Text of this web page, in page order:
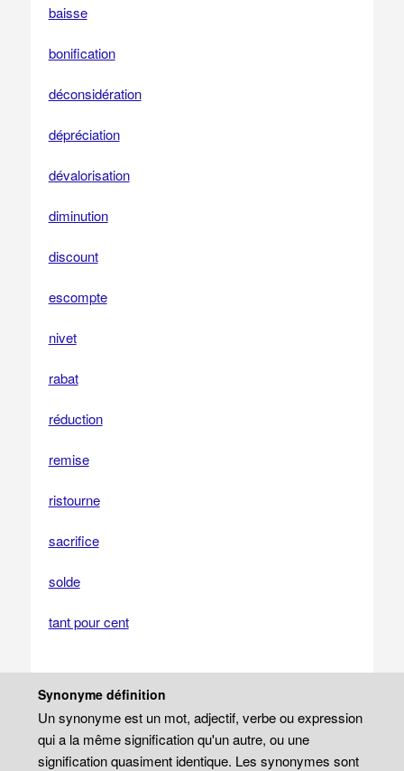
baisse
bonification
déconsidération
dépréciation
dévalorisation
diminution
discount
escompte
nivet
rabat
réduction
remise
ristourne
sacrifice
solde
tant pour cent
Synonyme définition
Un synonyme est un mot, adjectif, verbe ou expression
qui a la même signification qu'un autre, ou une
signification quasiment identique. Les synonymes sont